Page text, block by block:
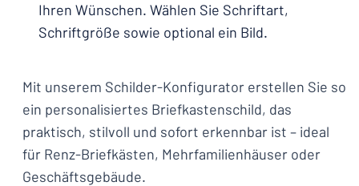
Ihren Wünschen. Wählen Sie Schriftart,
Schriftgröße sowie optional ein Bild.
Mit unserem Schilder-Konfigurator erstellen Sie so
ein personalisiertes Briefkastenschild, das
praktisch, stilvoll und sofort erkennbar ist – ideal
für Renz-Briefkästen, Mehrfamilienhäuser oder
Geschäftsgebäude.